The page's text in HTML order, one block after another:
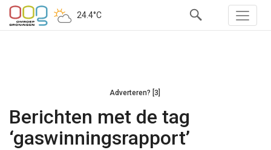
24.4°C
Adverteren? [3]
Berichten met de tag
‘gaswinningsrapport’